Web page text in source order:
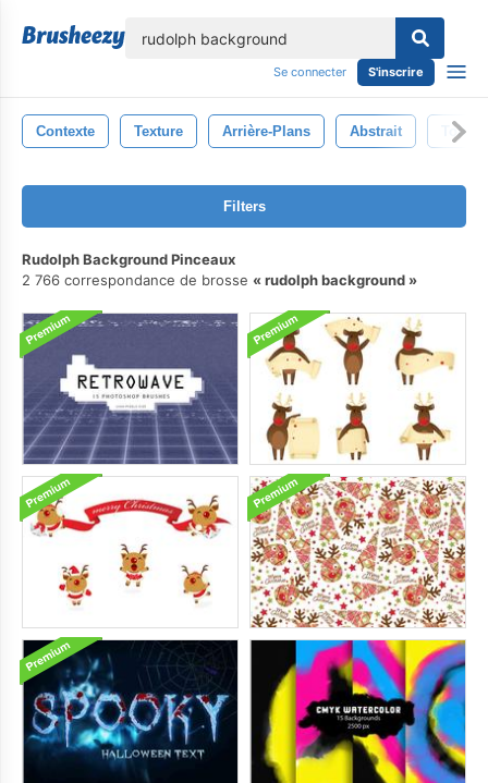
Se connecter S'inscrire
Contexte Texture Arrière-Plans Abstrait Toile
Filters
Rudolph Background Pinceaux
2 766 correspondance de brosse
rudolph background